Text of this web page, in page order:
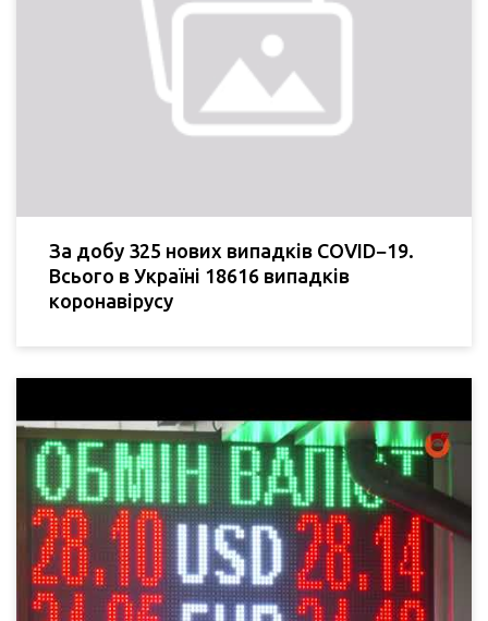
За добу 325 нових випадків COVID−19.
Всього в Україні 18616 випадків
коронавірусу